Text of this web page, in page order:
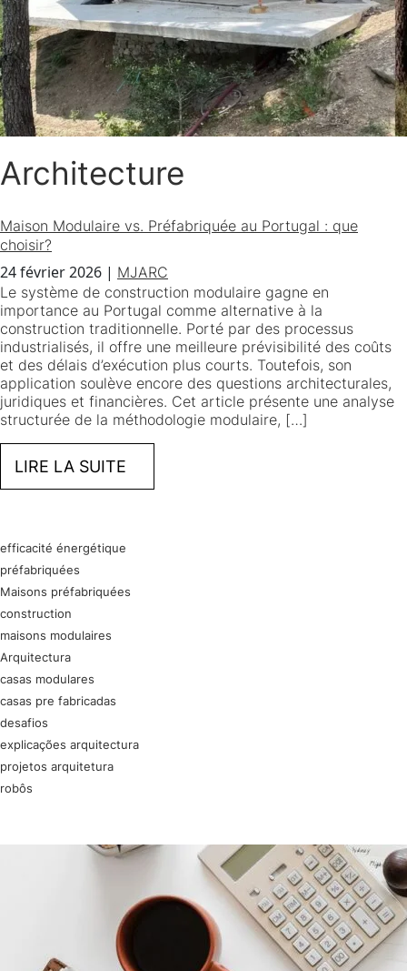
Architecture
Maison Modulaire vs. Préfabriquée au Portugal : que
choisir?
24 février 2026 | MJARC
Le système de construction modulaire gagne en
importance au Portugal comme alternative à la
construction traditionnelle. Porté par des processus
industrialisés, il offre une meilleure prévisibilité des coûts
et des délais d’exécution plus courts. Toutefois, son
application soulève encore des questions architecturales,
juridiques et financières. Cet article présente une analyse
structurée de la méthodologie modulaire, […]
LIRE LA SUITE
efficacité énergétique
préfabriquées
Maisons préfabriquées
construction
maisons modulaires
Arquitectura
casas modulares
casas pre fabricadas
desafios
explicações arquitectura
projetos arquitetura
robôs